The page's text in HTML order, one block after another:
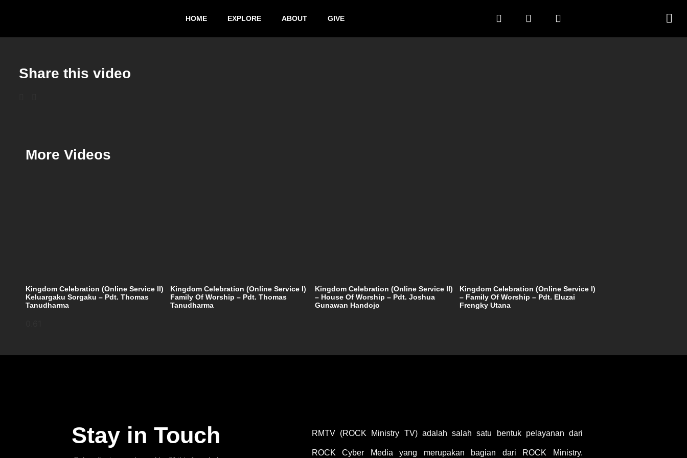
HOME EXPLORE ABOUT GIVE
Share this video
More Videos
Kingdom Celebration (Online Service II)
Keluargaku Sorgaku – Pdt. Thomas
Tanudharma
Kingdom Celebration (Online Service I)
Family Of Worship – Pdt. Thomas
Tanudharma
Kingdom Celebration (Online Service II)
– House Of Worship – Pdt. Joshua
Gunawan Handojo
Kingdom Celebration (Online Service I)
– Family Of Worship – Pdt. Eluzai
Frengky Utana
Stay in Touch RMTV (ROCK Ministry TV) adalah salah satu bentuk pelayanan dari
ROCK Cyber Media yang merupakan bagian dari ROCK Ministry.